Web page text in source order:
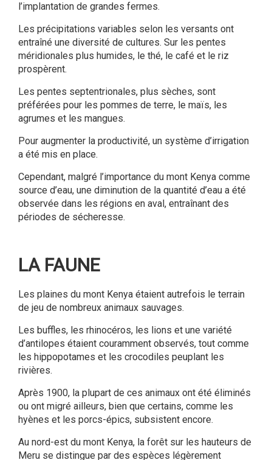
l’implantation de grandes fermes.
Les précipitations variables selon les versants ont
entraîné une diversité de cultures. Sur les pentes
méridionales plus humides, le thé, le café et le riz
prospèrent.
Les pentes septentrionales, plus sèches, sont
préférées pour les pommes de terre, le maïs, les
agrumes et les mangues.
Pour augmenter la productivité, un système d’irrigation
a été mis en place.
Cependant, malgré l’importance du mont Kenya comme
source d’eau, une diminution de la quantité d’eau a été
observée dans les régions en aval, entraînant des
périodes de sécheresse.
LA FAUNE
Les plaines du mont Kenya étaient autrefois le terrain
de jeu de nombreux animaux sauvages.
Les buffles, les rhinocéros, les lions et une variété
d’antilopes étaient couramment observés, tout comme
les hippopotames et les crocodiles peuplant les
rivières.
Après 1900, la plupart de ces animaux ont été éliminés
ou ont migré ailleurs, bien que certains, comme les
hyènes et les porcs-épics, subsistent encore.
Au nord-est du mont Kenya, la forêt sur les hauteurs de
Meru se distingue par des espèces légèrement